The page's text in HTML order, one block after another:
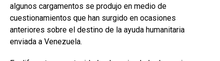
algunos cargamentos se produjo en medio de
cuestionamientos que han surgido en ocasiones
anteriores sobre el destino de la ayuda humanitaria
enviada a Venezuela.